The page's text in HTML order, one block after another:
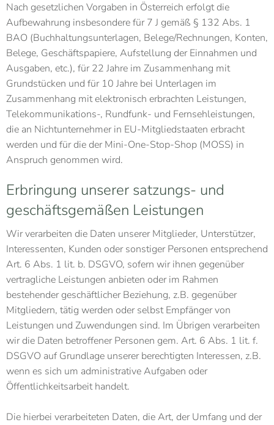
Nach gesetzlichen Vorgaben in Österreich erfolgt die
Aufbewahrung insbesondere für 7 J gemäß § 132 Abs. 1
BAO (Buchhaltungsunterlagen, Belege/Rechnungen, Konten,
Belege, Geschäftspapiere, Aufstellung der Einnahmen und
Ausgaben, etc.), für 22 Jahre im Zusammenhang mit
Grundstücken und für 10 Jahre bei Unterlagen im
Zusammenhang mit elektronisch erbrachten Leistungen,
Telekommunikations-, Rundfunk- und Fernsehleistungen,
die an Nichtunternehmer in EU-Mitgliedstaaten erbracht
werden und für die der Mini-One-Stop-Shop (MOSS) in
Anspruch genommen wird.
Erbringung unserer satzungs- und
geschäftsgemäßen Leistungen
Wir verarbeiten die Daten unserer Mitglieder, Unterstützer,
Interessenten, Kunden oder sonstiger Personen entsprechend
Art. 6 Abs. 1 lit. b. DSGVO, sofern wir ihnen gegenüber
vertragliche Leistungen anbieten oder im Rahmen
bestehender geschäftlicher Beziehung, z.B. gegenüber
Mitgliedern, tätig werden oder selbst Empfänger von
Leistungen und Zuwendungen sind. Im Übrigen verarbeiten
wir die Daten betroffener Personen gem. Art. 6 Abs. 1 lit. f.
DSGVO auf Grundlage unserer berechtigten Interessen, z.B.
wenn es sich um administrative Aufgaben oder
Öffentlichkeitsarbeit handelt.
Die hierbei verarbeiteten Daten, die Art, der Umfang und der